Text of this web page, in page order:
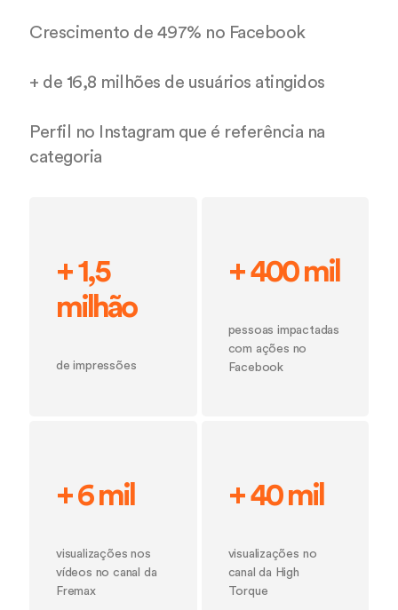
Crescimento de 497% no Facebook
+ de 16,8 milhões de usuários atingidos
Perfil no Instagram que é referência na
categoria
+ 1,5
milhão
de impressões
+ 400 mil
pessoas impactadas
com ações no
Facebook
+ 6 mil
visualizações nos
vídeos no canal da
Fremax
+ 40 mil
visualizações no
canal da High
Torque